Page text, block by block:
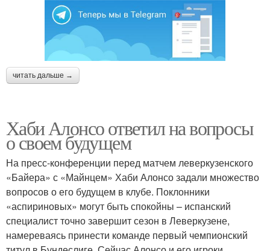
читать дальше →
Хаби Алонсо ответил на вопросы
о своем будущем
На пресс-конференции перед матчем леверкузенского
«Байера» с «Майнцем» Хаби Алонсо задали множество
вопросов о его будущем в клубе. Поклонники
«аспириновых» могут быть спокойны – испанский
специалист точно завершит сезон в Леверкузене,
намереваясь принести команде первый чемпионский